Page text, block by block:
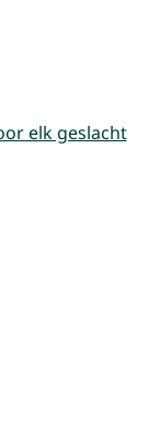
elk geslacht